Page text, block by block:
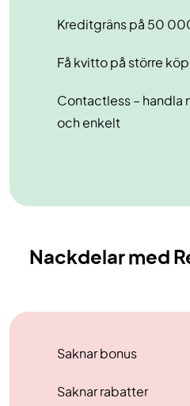
Kreditgräns på 50
Få kvitto på större
Contactless –
och enkelt
Nackdelar med
Saknar bonus
Saknar rabatter